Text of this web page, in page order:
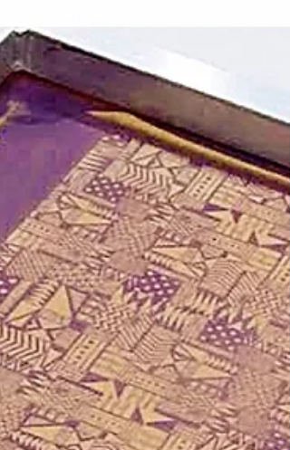
On parle de nous !!
Lien ---> http://cheap-and-class.com/captaine-